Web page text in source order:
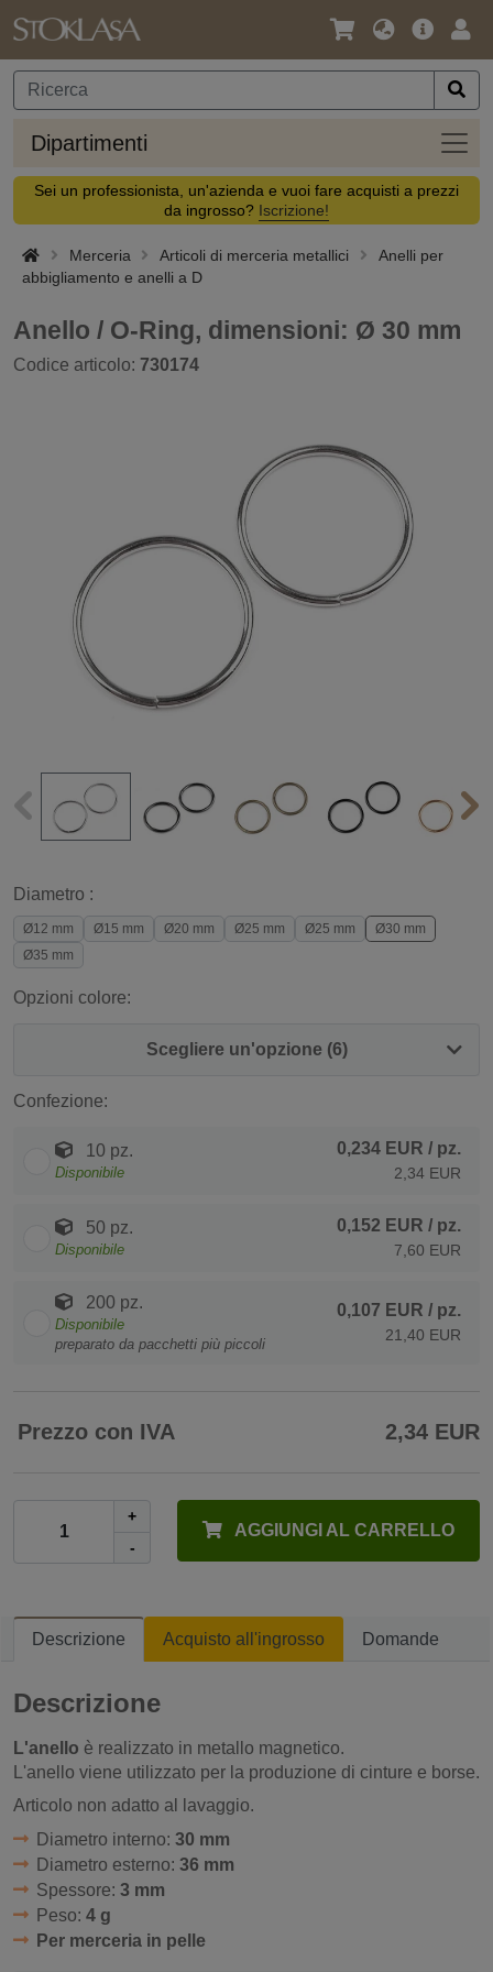
Lingua
Valuta
Offerta
Dipartimenti
Sei un professionista, un'azienda e vuoi fare acquisti a prezzi
da ingrosso? Iscrizione!
Merceria Articoli di merceria metallici
Anelli per
abbigliamento e anelli a D
Anello / O-Ring, dimensioni: Ø 30 mm
Codice articolo: 730174
Diametro :
Ø12 mm Ø15 mm Ø20 mm Ø25 mm Ø25 mm
Ø30 mm
Ø35 mm
Opzioni colore:
Scegliere un'opzione (6)
Confezione:
10 pz.
Disponibile
0,234 EUR / pz.
2,34 EUR
50 pz.
Disponibile
0,152 EUR / pz.
7,60 EUR
200 pz.
Disponibile
preparato da pacchetti più piccoli
0,107 EUR / pz.
21,40 EUR
Prezzo con IVA 2,34 EUR
+
-
AGGIUNGI AL CARRELLO
Descrizione Acquisto all'ingrosso Domande
Descrizione
L'anello è realizzato in metallo magnetico.
L'anello viene utilizzato per la produzione di cinture e borse.
Articolo non adatto al lavaggio.
Diametro interno: 30 mm
Diametro esterno: 36 mm
Spessore: 3 mm
Peso: 4 g
Per merceria in pelle